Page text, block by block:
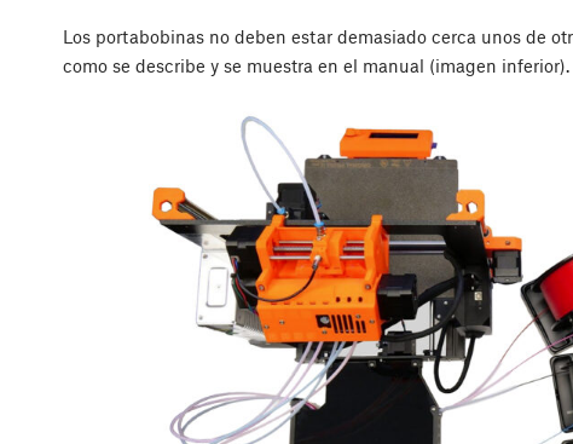
Los portabobinas no deben estar demasiado cerca unos de
como se describe y se muestra en el manual (imagen inferior).